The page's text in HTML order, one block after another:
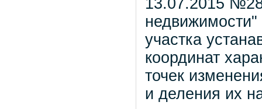
недвижимости"
участка
координат
точек
и деления их